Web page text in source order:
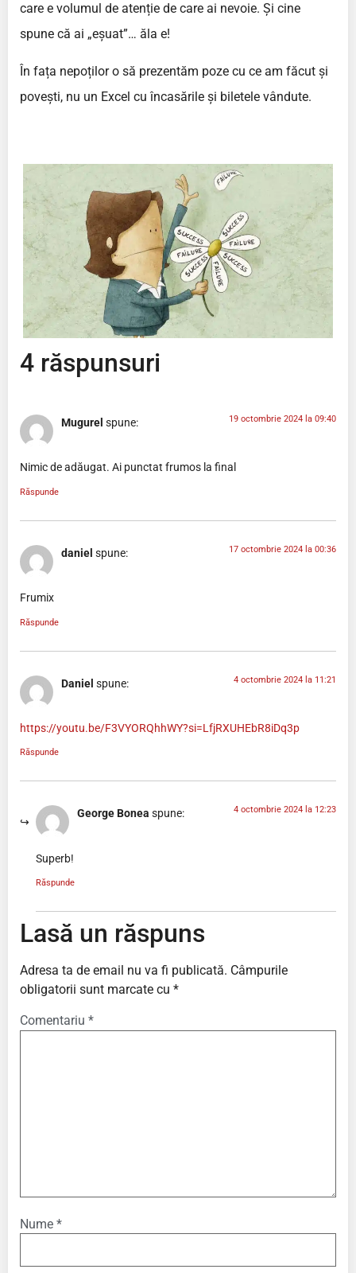
care e volumul de atenție de care ai nevoie. Și cine
spune că ai „eșuat”… ăla e!
În fața nepoților o să prezentăm poze cu ce am făcut și
povești, nu un Excel cu încasările și biletele vândute.
4 răspunsuri
Mugurel spune: 19 octombrie 2024 la 09:40
Nimic de adăugat. Ai punctat frumos la final
Răspunde
daniel spune: 17 octombrie 2024 la 00:36
Frumix
Răspunde
Daniel spune: 4 octombrie 2024 la 11:21
https://youtu.be/F3VYORQhhWY?si=LfjRXUHEbR8iDq3p
Răspunde
George Bonea spune: 4 octombrie 2024 la 12:23
Superb!
Răspunde
Lasă un răspuns
Adresa ta de email nu va fi publicată. Câmpurile
obligatorii sunt marcate cu *
Comentariu *
Nume *